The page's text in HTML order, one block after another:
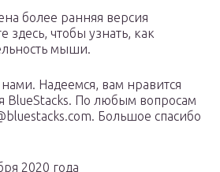
более ранняя версия
здесь, чтобы узнать, как
мыши.
Надеемся, вам нравится
BlueStacks. По любым вопросам
Большое спасибо
2020 года